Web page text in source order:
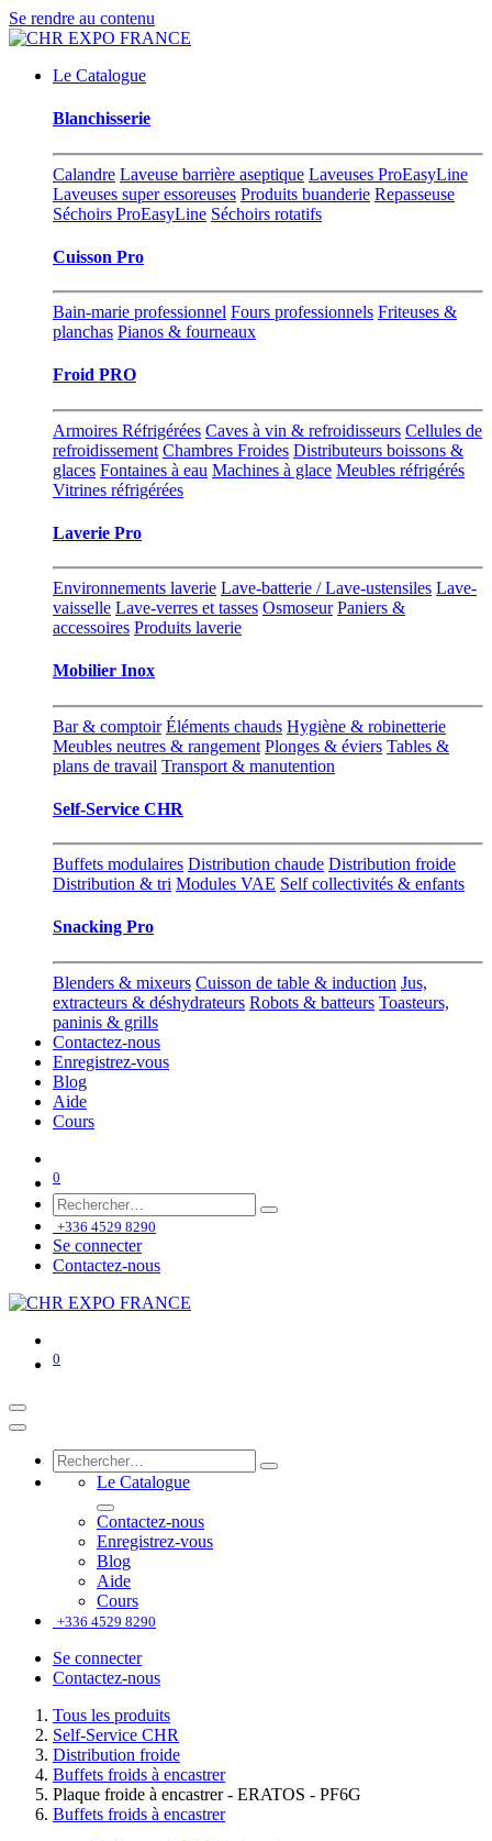
Se rendre au contenu
Le Catalogue
Blanchisserie
Calandre Laveuse barrière aseptique Laveuses ProEasyLine
Laveuses super essoreuses Produits buanderie Repasseuse
Séchoirs ProEasyLine Séchoirs rotatifs
Cuisson Pro
Bain-marie professionnel Fours professionnels Friteuses &
planchas Pianos & fourneaux
Froid PRO
Armoires Réfrigérées Caves à vin & refroidisseurs Cellules de
refroidissement Chambres Froides Distributeurs boissons &
glaces Fontaines à eau Machines à glace Meubles réfrigérés
Vitrines réfrigérées
Laverie Pro
Environnements laverie Lave-batterie / Lave-ustensiles Lave-
vaisselle Lave-verres et tasses Osmoseur Paniers &
accessoires Produits laverie
Mobilier Inox
Bar & comptoir Éléments chauds Hygiène & robinetterie
Meubles neutres & rangement Plonges & éviers Tables &
plans de travail Transport & manutention
Self-Service CHR
Buffets modulaires Distribution chaude Distribution froide
Distribution & tri Modules VAE Self collectivités & enfants
Snacking Pro
Blenders & mixeurs Cuisson de table & induction Jus,
extracteurs & déshydrateurs Robots & batteurs Toasteurs,
paninis & grills
Contactez-nous
Enregistrez-vous
Blog
Aide
Cours
0
+336 4529 8290
Se connecter
Contactez-nous
0
Le Catalogue
Contactez-nous
Enregistrez-vous
Blog
Aide
Cours
+336 4529 8290
Se connecter
Contactez-nous
Tous les produits
Self-Service CHR
Distribution froide
Buffets froids à encastrer
Plaque froide à encastrer - ERATOS - PF6G
Buffets froids à encastrer